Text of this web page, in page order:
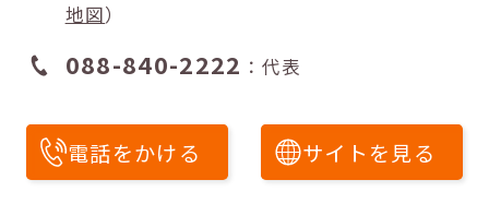
地図）
088-840-2222 ：代表
電話をかける サイトを見る